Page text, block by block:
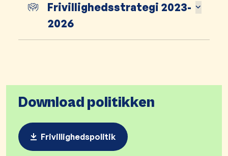
Frivillighedsstrategi 2023-
2026
Download politikken
Frivillighedspolitik